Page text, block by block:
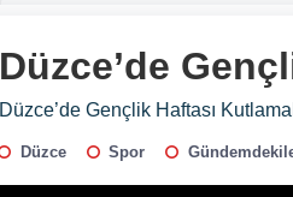
Düzce’de
Düzce’de Gençlik Haftası
Düzce Spor